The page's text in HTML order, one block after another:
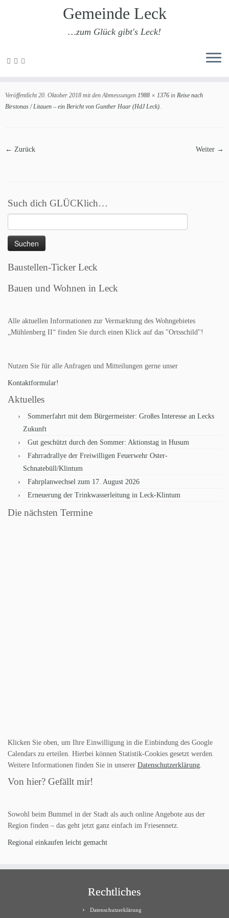
Zum
Gemeinde Leck
…zum Glück gibt's Leck!
Veröffentlicht 20. Oktober 2018 mit den Abmessungen 1988 × 1376 in Reise nach
Birstonas / Litauen – ein Bericht von Gunther Haar (HdJ Leck).
← Zurück Weiter →
Such dich GLÜCKlich…
nach:
Baustellen-Ticker Leck
Bauen und Wohnen in Leck
Alle aktuellen Informationen zur Vermarktung des Wohngebietes
„Mühlenberg II“ finden Sie durch einen Klick auf das "Ortsschild"!
Nutzen Sie für alle Anfragen und Mitteilungen gerne unser
Kontaktformular!
Aktuelles
Sommerfahrt mit dem Bürgermeister: Großes Interesse an Lecks
Zukunft
Gut geschützt durch den Sommer: Aktionstag in Husum
Fahrradrallye der Freiwilligen Feuerwehr Oster-
Schnatebüll/Klintum
Fahrplanwechsel zum 17. August 2026
Erneuerung der Trinkwasserleitung in Leck-Klintum
Die nächsten Termine
Klicken Sie oben, um Ihre Einwilligung in die Einbindung des Google
Calendars zu erteilen. Hierbei können Statistik-Cookies gesetzt werden.
Weitere Informationen finden Sie in unserer Datenschutzerklärung.
Von hier? Gefällt mir!
Sowohl beim Bummel in der Stadt als auch online Angebote aus der
Region finden – das geht jetzt ganz einfach im Friesennetz.
Regional einkaufen leicht gemacht
Rechtliches
Datenschutzerklärung